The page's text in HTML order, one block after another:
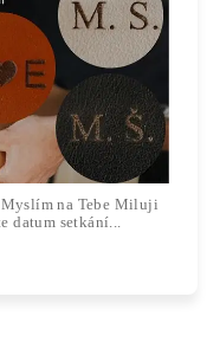
na Tebe Miluji
datum setkání...